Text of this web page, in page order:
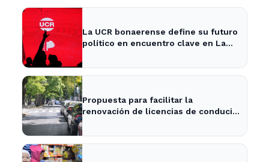
La UCR bonaerense define su futuro
político en encuentro clave en La
Propuesta para facilitar la
renovación de licencias de conducir